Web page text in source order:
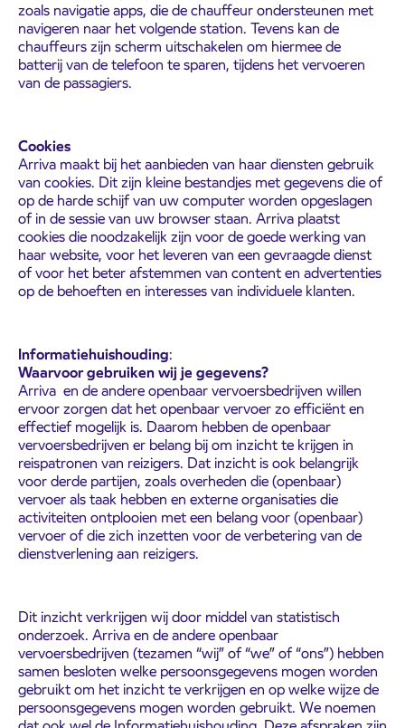
zoals navigatie apps, die de chauffeur ondersteunen met
navigeren naar het volgende station. Tevens kan de
chauffeurs zijn scherm uitschakelen om hiermee de
batterij van de telefoon te sparen, tijdens het vervoeren
van de passagiers.
Cookies
Arriva maakt bij het aanbieden van haar diensten gebruik
van cookies. Dit zijn kleine bestandjes met gegevens die of
op de harde schijf van uw computer worden opgeslagen
of in de sessie van uw browser staan. Arriva plaatst
cookies die noodzakelijk zijn voor de goede werking van
haar website, voor het leveren van een gevraagde dienst ​
of voor het beter afstemmen van content en advertenties
op de behoeften en interesses van individuele klanten.
Informatiehuishouding:
Waarvoor gebruiken wij je gegevens?
Arriva en de andere openbaar vervoersbedrijven willen
ervoor zorgen dat het openbaar vervoer zo efficiënt en
effectief mogelijk is. Daarom hebben de openbaar
vervoersbedrijven er belang bij om inzicht te krijgen in
reispatronen van reizigers. Dat inzicht is ook belangrijk
voor derde partijen, zoals overheden die (openbaar)
vervoer als taak hebben en externe organisaties die
activiteiten ontplooien met een belang voor (openbaar)
vervoer of die zich inzetten voor de verbetering van de
dienstverlening aan reizigers.
Dit inzicht verkrijgen wij door middel van statistisch
onderzoek. Arriva en de andere openbaar
vervoersbedrijven (tezamen “wij” of “we” of “ons”) hebben
samen besloten welke persoonsgegevens mogen worden
gebruikt om het inzicht te verkrijgen en op welke wijze de
persoonsgegevens mogen worden gebruikt. We noemen